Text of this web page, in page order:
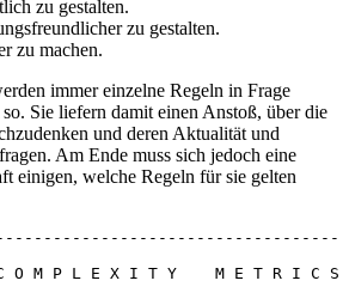
zu gestalten.
zu gestalten.
zu machen.
immer einzelne Regeln in Frage
Sie liefern damit einen Anstoß, über die
und deren Aktualität und
Am Ende muss sich jedoch eine
einigen, welche Regeln für sie gelten
O M P L E X I T Y    M E T R I C S